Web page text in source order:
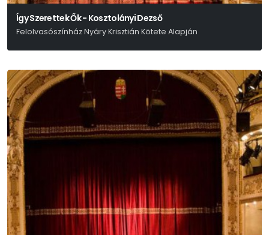
Így Szerettek Ők - Kosztolányi Dezső
Felolvasószínház Nyáry Krisztián Kötete Alapján